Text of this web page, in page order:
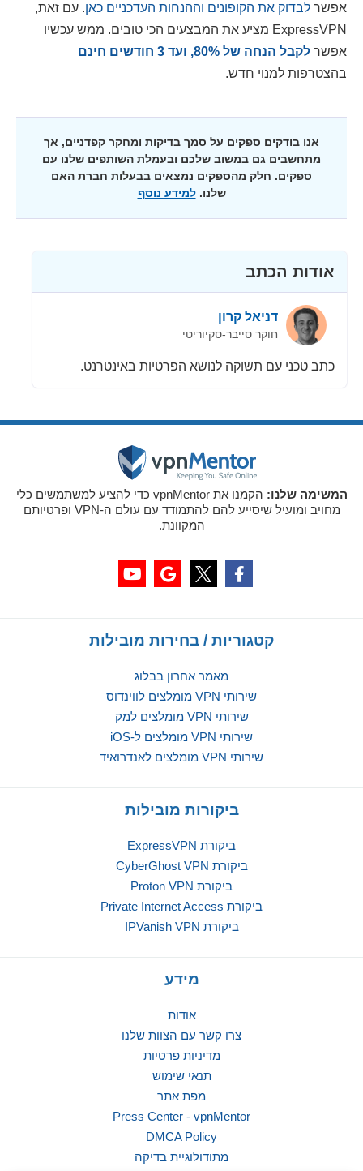
אפשר לבדוק את הקופונים וההנחות העדכניים כאן. עם זאת,
ExpressVPN מציע את המבצעים הכי טובים. ממש עכשיו
אפשר לקבל הנחה של 80%, ועד 3 חודשים חינם
בהצטרפות למנוי חדש.
אנו בודקים ספקים על סמך בדיקות ומחקר קפדניים, אך
מתחשבים גם במשוב שלכם ובעמלת השותפים שלנו עם
ספקים. חלק מהספקים נמצאים בבעלות חברת האם
שלנו.למידע נוסף
אודות הכתב
דניאל קרון
חוקר סייבר-סקיוריטי
כתב טכני עם תשוקה לנושא הפרטיות באינטרנט.
המשימה שלנו:
הקמנו את vpnMentor כדי להציע למשתמשים כלי
מחויב ומועיל שיסייע להם להתמודד עם עולם ה-VPN ופרטיותם
המקוונת.
קטגוריות / בחירות מובילות
מאמר אחרון בבלוג
שירותי VPN מומלצים לווינדוס
שירותי VPN מומלצים למק
שירותי VPN מומלצים ל-iOS
שירותי VPN מומלצים לאנדרואיד
ביקורות מובילות
ביקורת ExpressVPN
ביקורת CyberGhost VPN
ביקורת Proton VPN
ביקורת Private Internet Access
ביקורת IPVanish VPN
מידע
אודות
צרו קשר עם הצוות שלנו
מדיניות פרטיות
תנאי שימוש
מפת אתר
Press Center - vpnMentor
DMCA Policy
מתודולוגיית בדיקה